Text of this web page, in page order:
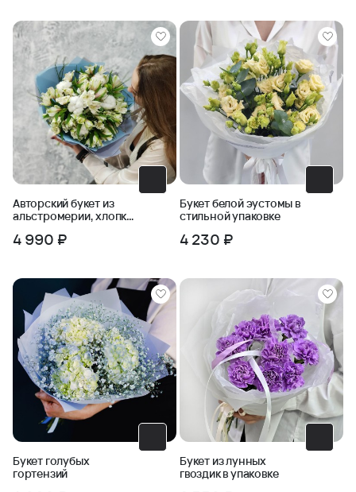
Авторский букет из
альстромерии, хлопка
4 990 ₽
Букет белой эустомы в
стильной упаковке
4 230 ₽
Букет голубых
гортензий
Букет из лунных
гвоздик в упаковке